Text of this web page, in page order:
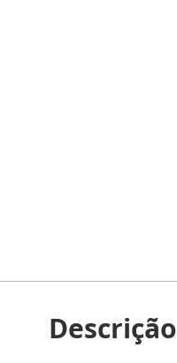
Descrição